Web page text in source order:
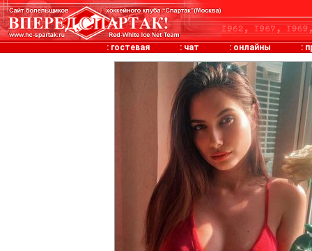
: гостевая : чат : онлайны :